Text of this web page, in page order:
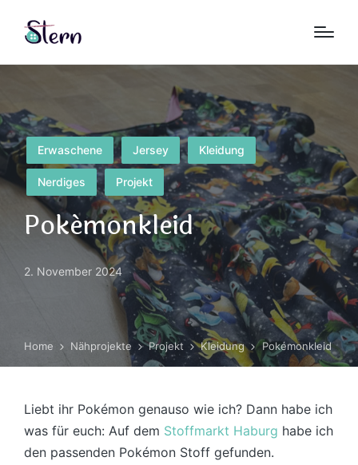
Posted
in
Erwaschene Jersey Kleidung
Nerdiges Projekt
Pokémonkleid
2. November 2024
Home Nähprojekte Projekt Kleidung Pokémonkleid
Liebt ihr Pokémon genauso wie ich? Dann habe ich
was für euch: Auf dem Stoffmarkt Haburg habe ich
den passenden Pokémon Stoff gefunden.